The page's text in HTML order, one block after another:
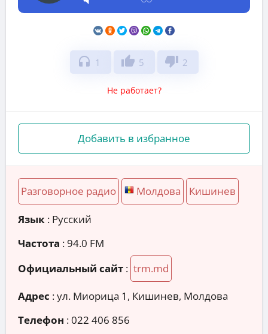
headphones 1 thumb_up 5 thumb_down 2
Не работает?
Добавить в избранное
Разговорное радио Молдова Кишинев
Язык : Русский
Частота : 94.0 FM
Официальный сайт : trm.md
Адрес :ул. Миорица 1, Кишинев, Молдова
Телефон :022 406 856